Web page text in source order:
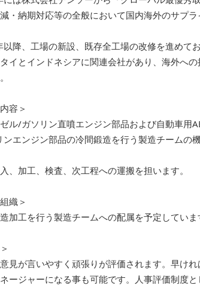
・納期対応等の全般において国内海外のサプ
降、工場の新設、既存全工場の改修を進めて
イとインドネシアに関連会社があり、海外へ
容＞
ル/ガソリン直噴エンジン部品および自動車用
ンエンジン部品の冷間鍛造を行う製造チームの
、加工、検査、次工程への運搬を担います。
織＞
加工を行う製造チームへの配属を予定していま
見が言いやすく頑張りが評価されます。早け
ージャーになる事も可能です。人事評価制度